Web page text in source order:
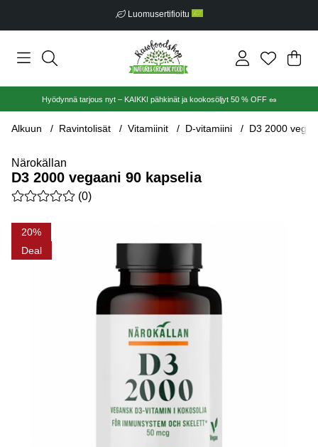
Luomusertifioitu
.
Hyödynnä tarjous nyt – KAIKKI pähkinät ja kookosöljyt 50 % OFF 🥜
Alkuun Ravintolisät Vitamiinit D-vitamiini D3 2000
Närokällan
D3 2000 vegaani 90 kapselia
Keskiarvoluokitus 0 / 5 Arvioiden määrä 0
(0)
20
Deal
Tuotekuvat D3 2000 vegaani 90 kapselia